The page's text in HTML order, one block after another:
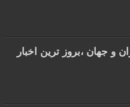
و جهان ،بروز ترین اخبار